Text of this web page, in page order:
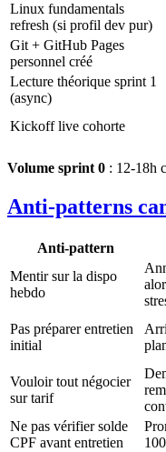
Linux fundamentals
refresh (si profil dev pur)
Git + GitHub Pages
personnel créé
Lecture théorique sprint 1
(async)
Kickoff live cohorte
Volume sprint 0 : 12-18h
Anti-patterns
Anti-pattern
Mentir sur la dispo
hebdo
Pas préparer entretien
initial
Vouloir tout négocier
sur tarif
Ne pas vérifier solde
CPF avant entretien